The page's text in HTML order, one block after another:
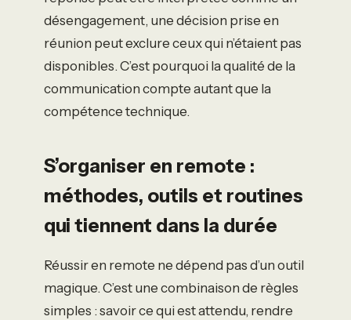
désengagement, une décision prise en
réunion peut exclure ceux qui n’étaient pas
disponibles. C’est pourquoi la qualité de la
communication compte autant que la
compétence technique.
S’organiser en remote :
méthodes, outils et routines
qui tiennent dans la durée
Réussir en remote ne dépend pas d’un outil
magique. C’est une combinaison de règles
simples : savoir ce qui est attendu, rendre